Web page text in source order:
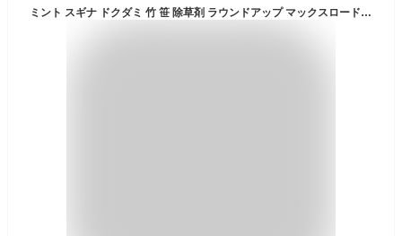
ミント スギナ ドクダミ 竹 笹 除草剤 ラウンドアップ マックスロードAL III (そのままシャワー速攻・持続タイプ) 2L 日産ラウンド 雑草 草 枯 草抜き グリホサート ジェネリック 林業 農作業 庭掃除 マンション アパート ガレージ 学校